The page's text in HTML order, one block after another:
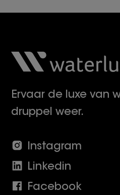
Ervaar de luxe van
druppel weer.
Instagram
Linkedin
Facebook